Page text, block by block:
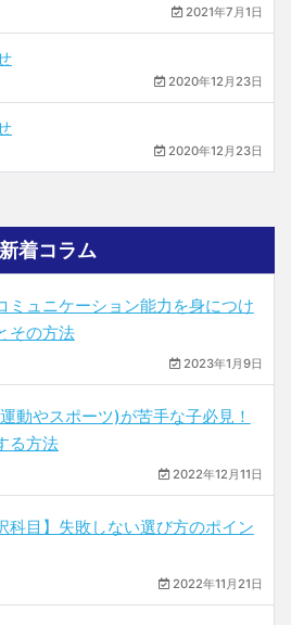
2021年7月1日
2020年12月23日
2020年12月23日
新着コラム
ミュニケーション能力を身につけ
その方法
2023年1月9日
動やスポーツ)が苦手な子必見！
る方法
2022年12月11日
科目】失敗しない選び方のポイン
2022年11月21日